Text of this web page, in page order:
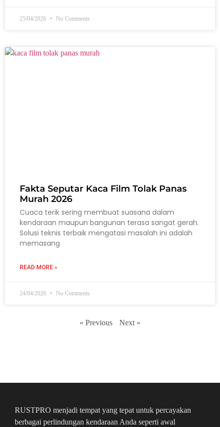
25/04/2026 No Comments
Fakta Seputar Kaca Film Tolak Panas
Murah 2026
Cuaca terik sering membuat suasana dalam
kendaraan maupun bangunan terasa sangat gerah.
Solusi teknis terbaik mengatasi masalah ini adalah
memasang
READ MORE »
24/04/2026 No Comments
« Previous Next »
RUSTPRO menjadi tempat yang tepat untuk percayakan
berbagai perlindungan kendaraan Anda seperti awal